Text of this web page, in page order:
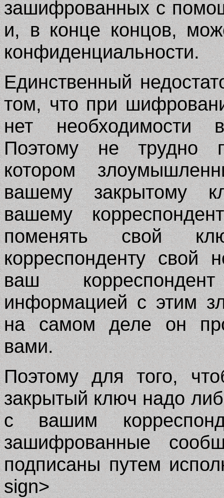
зашифрованных с
и, в конце концов,
конфиденциальности.
Единственный
том, что при
нет необходимости
Поэтому не трудно
котором
вашему закрытому
вашему
поменять свой
корреспонденту свой
ваш
информацией с этим
на самом деле он
вами.
Поэтому для того,
закрытый ключ надо
с вашим
зашифрованные
подписаны путем
sign>